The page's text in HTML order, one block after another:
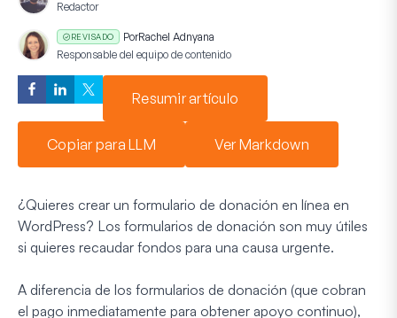
Redactor
REVISADO PorRachel Adnyana
Responsable del equipo de contenido
Resumir artículo
Copiar para LLM Ver Markdown
¿Quieres crear un formulario de donación en línea en
WordPress? Los formularios de donación son muy útiles
si quieres recaudar fondos para una causa urgente.
A diferencia de los formularios de donación (que cobran
el pago inmediatamente para obtener apoyo continuo),